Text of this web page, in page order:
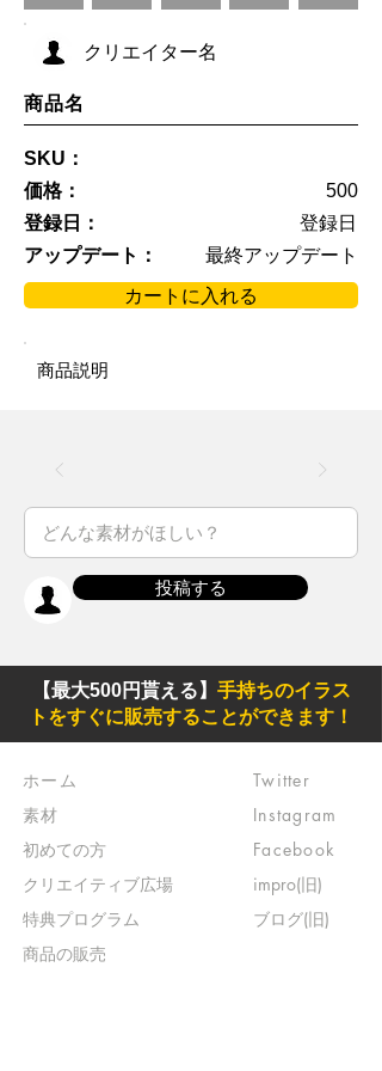
クリエイター名
商品名
SKU：
価格：
500
登録日：
登録日
アップデート：
最終アップデート
カートに入れる
商品説明
投稿する
【最大500円貰える】 手持ちのイラス
トをすぐに販売することができます！
ホーム
素材
初めての方
​クリエイティブ広場
​特典プログラム
​商品の販売
Twitter
Instagram
Facebook
impro(旧)​
ブログ(旧)